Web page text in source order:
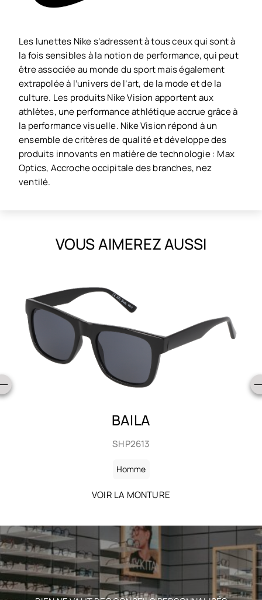
Les lunettes Nike s’adressent à tous ceux qui sont à
la fois sensibles à la notion de performance, qui peut
être associée au monde du sport mais également
extrapolée à l’univers de l’art, de la mode et de la
culture. Les produits Nike Vision apportent aux
athlètes, une performance athlétique accrue grâce à
la performance visuelle. Nike Vision répond à un
ensemble de critères de qualité et développe des
produits innovants en matière de technologie : Max
Optics, Accroche occipitale des branches, nez
ventilé.
VOUS AIMEREZ AUSSI
BAILA
SHP2613
Homme
VOIR LA MONTURE